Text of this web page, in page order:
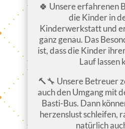
🍀 Unsere erfahrenen
die Kinder in
Kinderwerkstatt und
ganz genau. Das
ist, dass die Kinder
Lauf lassen
🔨🔧 Unsere Betreuer
auch den Umgang mit
Basti-Bus. Dann
herzenslust schleifen,
natürlich